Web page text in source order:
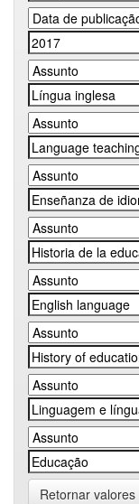
Retornar valores